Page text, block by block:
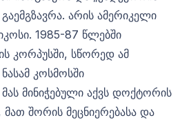
არის ამერიკელი
1985-87 წლებში
კორპუსში, სწორედ ამ
კოსმოსში
მინიჭებული აქვს დოქტორის
მათ შორის მეცნიერებასა და